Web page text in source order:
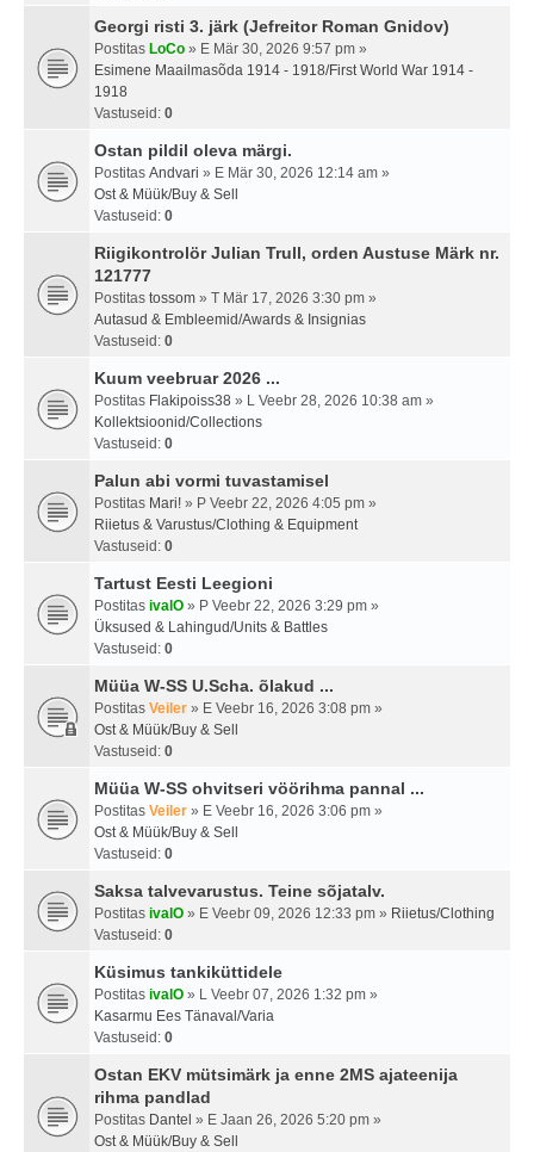
Georgi risti 3. järk (Jefreitor Roman Gnidov)
Postitas LoCo » E Mär 30, 2026 9:57 pm »
Esimene Maailmasõda 1914 - 1918/First World War 1914 -
1918
Vastuseid: 0
Ostan pildil oleva märgi.
Postitas Andvari » E Mär 30, 2026 12:14 am »
Ost & Müük/Buy & Sell
Vastuseid: 0
Riigikontrolör Julian Trull, orden Austuse Märk nr.
121777
Postitas tossom » T Mär 17, 2026 3:30 pm »
Autasud & Embleemid/Awards & Insignias
Vastuseid: 0
Kuum veebruar 2026 ...
Postitas Flakipoiss38 » L Veebr 28, 2026 10:38 am »
Kollektsioonid/Collections
Vastuseid: 0
Palun abi vormi tuvastamisel
Postitas Mari! » P Veebr 22, 2026 4:05 pm »
Riietus & Varustus/Clothing & Equipment
Vastuseid: 0
Tartust Eesti Leegioni
Postitas ivalO » P Veebr 22, 2026 3:29 pm »
Üksused & Lahingud/Units & Battles
Vastuseid: 0
Müüa W-SS U.Scha. õlakud ...
Postitas Veiler » E Veebr 16, 2026 3:08 pm »
Ost & Müük/Buy & Sell
Vastuseid: 0
Müüa W-SS ohvitseri vöörihma pannal ...
Postitas Veiler » E Veebr 16, 2026 3:06 pm »
Ost & Müük/Buy & Sell
Vastuseid: 0
Saksa talvevarustus. Teine sõjatalv.
Postitas ivalO » E Veebr 09, 2026 12:33 pm » Riietus/Clothing
Vastuseid: 0
Küsimus tankiküttidele
Postitas ivalO » L Veebr 07, 2026 1:32 pm »
Kasarmu Ees Tänaval/Varia
Vastuseid: 0
Ostan EKV mütsimärk ja enne 2MS ajateenija
rihma pandlad
Postitas Dantel » E Jaan 26, 2026 5:20 pm »
Ost & Müük/Buy & Sell